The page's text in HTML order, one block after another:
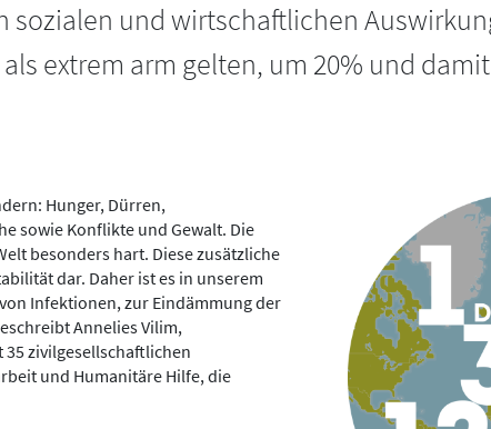
sozialen und wirtschaftlichen
extrem arm gelten, um 20% und
Hunger, Dürren,
sowie Konflikte und Gewalt. Die
besonders hart. Diese zusätzliche
dar. Daher ist es in unserem
Infektionen, zur Eindämmung der
Annelies Vilim,
zivilgesellschaftlichen
und Humanitäre Hilfe, die